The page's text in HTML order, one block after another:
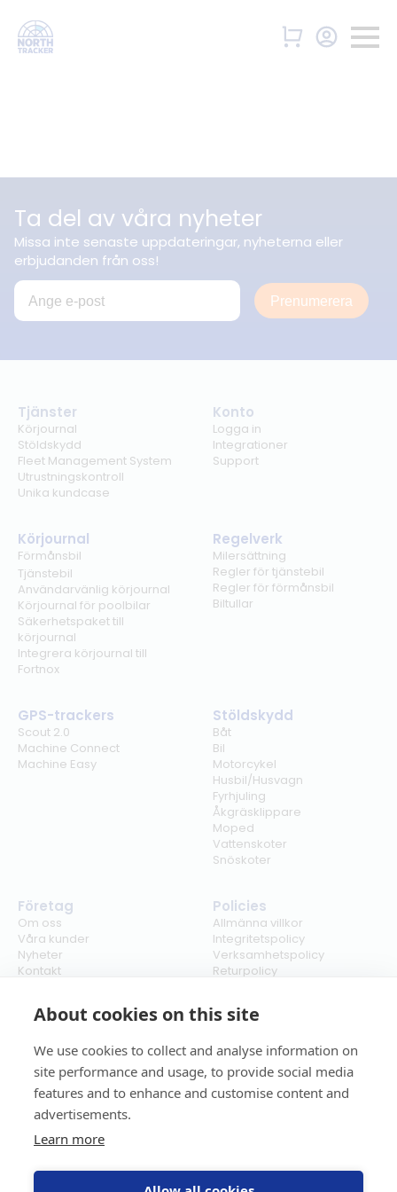
About cookies on this site
We use cookies to collect and analyse information on
site performance and usage, to provide social media
features and to enhance and customise content and
advertisements.
Learn more
Ta del av våra nyheter
Missa inte senaste uppdateringar, nyheterna eller
erbjudanden från oss!
Prenumerera
Tjänster
Körjournal
Stöldskydd
Fleet Management System
Utrustningskontroll
Unika kundcase
Konto
Logga in
Integrationer
Support
Körjournal
Förmånsbil
Tjänstebil
Användarvänlig körjournal
Körjournal för poolbilar
Säkerhetspaket till
körjournal
Integrera körjournal till
Fortnox
Regelverk
Milersättning
Regler för tjänstebil
Regler för förmånsbil
Biltullar
GPS-trackers
Scout 2.0
Machine Connect
Machine Easy
Stöldskydd
Båt
Bil
Motorcykel
Husbil/Husvagn
Fyrhjuling
Åkgräsklippare
Moped
Vattenskoter
Snöskoter
Företag
Om oss
Våra kunder
Nyheter
Kontakt
Policies
Allmänna villkor
Integritetspolicy
Verksamhetspolicy
Returpolicy
Cookies